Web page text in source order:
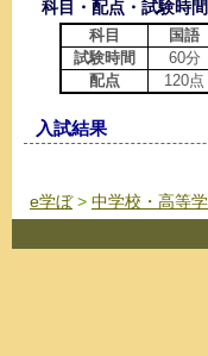
科目・配点・試験時間
科目 国語
試験時間
60分
配点
120点
入試結果
e学ぼ> 中学校・高等